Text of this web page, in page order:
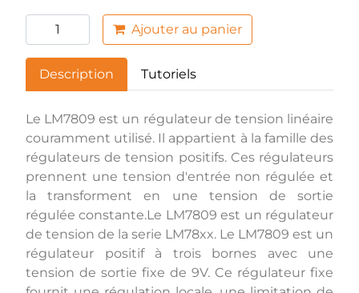
Ajouter au panier
Description Tutoriels
Le LM7809 est un régulateur de tension linéaire
couramment utilisé. Il appartient à la famille des
régulateurs de tension positifs. Ces régulateurs
prennent une tension d'entrée non régulée et
la transforment en une tension de sortie
régulée constante.Le LM7809 est un régulateur
de tension de la serie LM78xx. Le LM7809 est un
régulateur positif à trois bornes avec une
tension de sortie fixe de 9V. Ce régulateur fixe